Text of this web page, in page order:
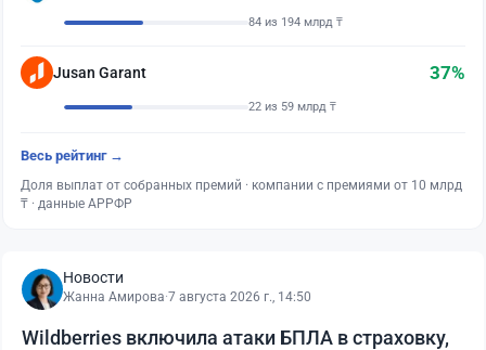
84 из 194 млрд ₸
Jusan Garant 37%
22 из 59 млрд ₸
Весь рейтинг →
Доля выплат от собранных премий · компании с премиями от 10 млрд
₸ · данные АРРФР
Новости
Жанна Амирова·7 августа 2026 г., 14:50
Wildberries включила атаки БПЛА в страховку,